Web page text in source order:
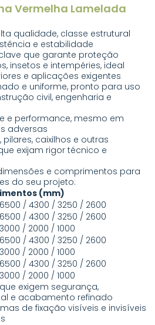
Vermelha Lamelada
qualidade, classe estrutural
e estabilidade
que garante proteção
insetos e intempéries, ideal
e aplicações exigentes
e uniforme, pronto para uso
civil, engenharia e
e performance, mesmo em
adversas
caixilhos e outras
exijam rigor técnico e
e comprimentos para
do seu projeto:
(mm)
/ 4300 / 3250 / 2600
/ 4300 / 3250 / 2600
/ 2000 / 1000
/ 4300 / 3250 / 2600
/ 2000 / 1000
/ 4300 / 3250 / 2600
/ 2000 / 1000
exigem segurança,
e acabamento refinado
de fixação visíveis e invisíveis